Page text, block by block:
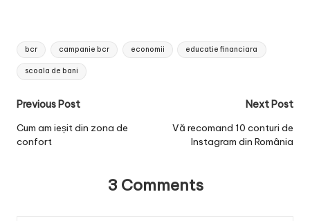
Tags:
bcr campanie bcr economii educatie financiara
scoala de bani
Post
navigation
Previous Post
Cum am ieșit din zona de
confort
Next Post
Vă recomand 10 conturi de
Instagram din România
3 Comments